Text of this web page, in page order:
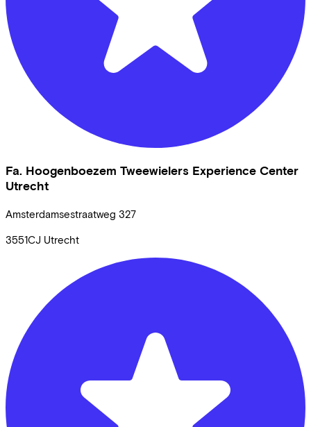
Fa. Hoogenboezem Tweewielers Experience Center
Utrecht
Amsterdamsestraatweg 327
3551CJ Utrecht